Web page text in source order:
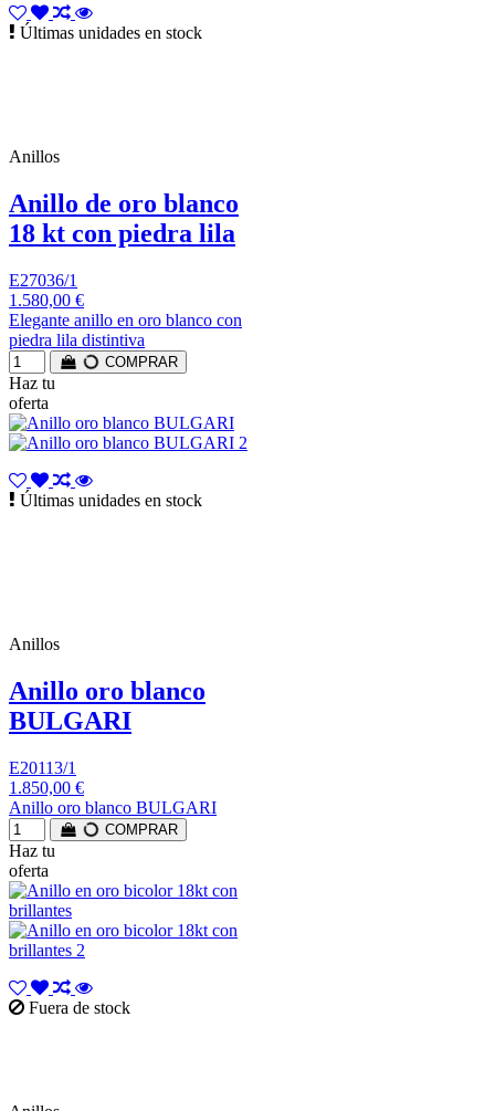
Últimas unidades en stock
Anillos
Anillo de oro blanco
18 kt con piedra lila
E27036/1
1.580,00 €
Elegante anillo en oro blanco con
piedra lila distintiva
COMPRAR
Haz tu
oferta
Últimas unidades en stock
Anillos
Anillo oro blanco
BULGARI
E20113/1
1.850,00 €
Anillo oro blanco BULGARI
COMPRAR
Haz tu
oferta
Fuera de stock